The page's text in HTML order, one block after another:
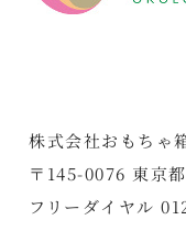
株式会社おもちゃ
〒145-0076 東京
フリーダイヤル